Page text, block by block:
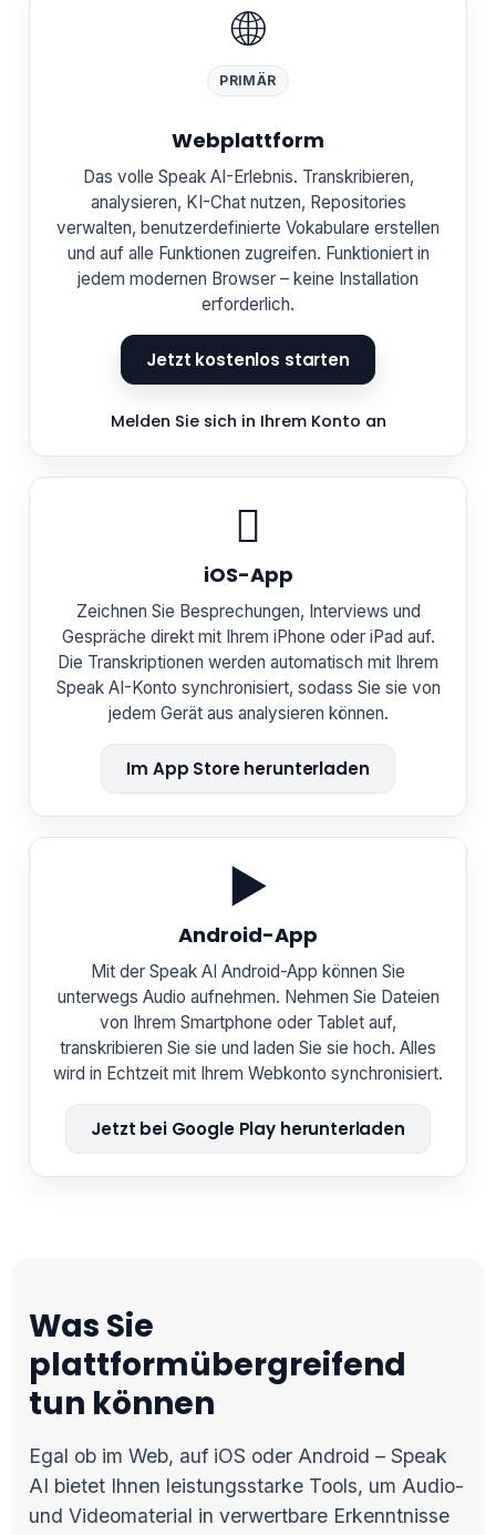
🌐
PRIMÄR
Webplattform
Das volle Speak AI-Erlebnis. Transkribieren,
analysieren, KI-Chat nutzen, Repositories
verwalten, benutzerdefinierte Vokabulare erstellen
und auf alle Funktionen zugreifen. Funktioniert in
jedem modernen Browser – keine Installation
erforderlich.
Jetzt kostenlos starten
Melden Sie sich in Ihrem Konto an

iOS-App
Zeichnen Sie Besprechungen, Interviews und
Gespräche direkt mit Ihrem iPhone oder iPad auf.
Die Transkriptionen werden automatisch mit Ihrem
Speak AI-Konto synchronisiert, sodass Sie sie von
jedem Gerät aus analysieren können.
Im App Store herunterladen
▶️
Android-App
Mit der Speak AI Android-App können Sie
unterwegs Audio aufnehmen. Nehmen Sie Dateien
von Ihrem Smartphone oder Tablet auf,
transkribieren Sie sie und laden Sie sie hoch. Alles
wird in Echtzeit mit Ihrem Webkonto synchronisiert.
Jetzt bei Google Play herunterladen
Was Sie
plattformübergreifend
tun können
Egal ob im Web, auf iOS oder Android – Speak
AI bietet Ihnen leistungsstarke Tools, um Audio-
und Videomaterial in verwertbare Erkenntnisse